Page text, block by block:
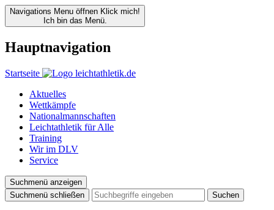
Navigations Menu öffnen Klick mich!
Ich bin das Menü.
Hauptnavigation
Startseite
Aktuelles
Wettkämpfe
Nationalmannschaften
Leichtathletik für Alle
Training
Wir im DLV
Service
Suchmenü anzeigen
Suchmenü schließen
Suchen